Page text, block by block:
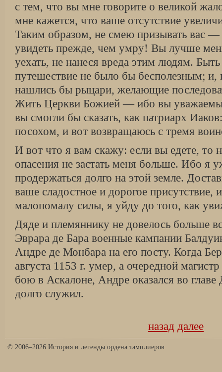
с тем, что вы мне говорите о великой
мне кажется, что ваше отсутствие
Таким образом, не смею призывать вас —
увидеть прежде, чем умру! Вы лучше
уехать, не нанеся вреда этим людям.
путешествие не было бы бесполезным;
нашлись бы рыцари, желающие
Жить Церкви Божией — ибо вы
вы смогли бы сказать, как патриарх
посохом, и вот возвращаюсь с тремя
И вот что я вам скажу: если вы едете, то
опасения не застать меня больше. Ибо я
продержаться долго на этой земле.
ваше сладостное и дорогое присутствие,
малопомалу силы, я уйду до того, как
Дяде и племяннику не довелось больше
Эврара де Бара военные кампании
Андре де Монбара на его посту. Когда
августа 1153 г. умер, а очередной
бою в Аскалоне, Андре оказался во
долго служил.
назад далее
© 2006–2026 История и легенды ордена тамплиеров